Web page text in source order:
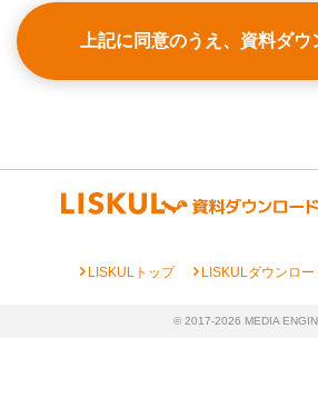
上記に同意のうえ、資料ダ
chevron_rightLISKULトップ chevron_rightLISKULダウンロ
© 2017-2026 MEDIA